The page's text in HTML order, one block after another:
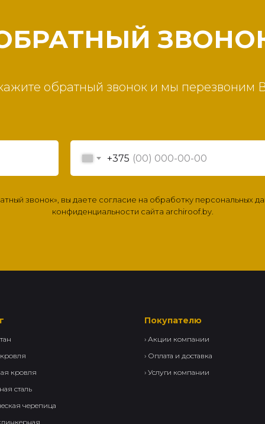
обратный звонок и мы перезвоним
+375
звонок», вы даете согласие на обработку персональных
конфиденциальности сайта archiroof.by.
кровля
сталь
черепица
Покупателю
› Акции компании
› Оплата и доставка
› Услуги компании